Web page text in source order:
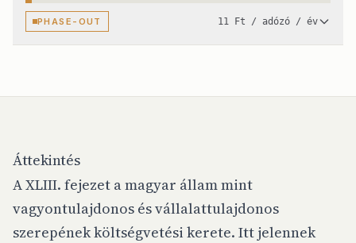
PHASE-OUT 11 Ft / adózó / év
Áttekintés
A XLIII. fejezet a magyar állam mint
vagyontulajdonos és vállalattulajdonos
szerepének költségvetési kerete. Itt jelennek